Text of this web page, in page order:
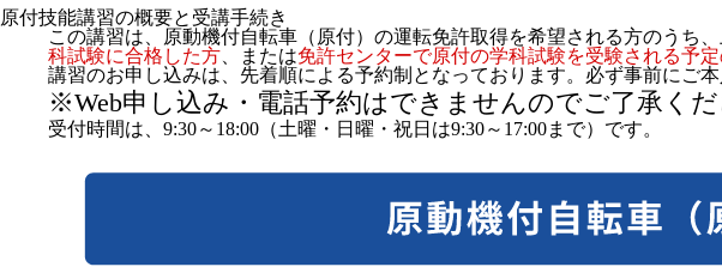
原付技能講習の概要と受講手続き
この講習は、原動機付自転車（原付）の運転免許取得を希望される方のうち
科試験に合格した方 、または免許センターで原付の学科試験を受験される予
講習のお申し込みは、先着順による予約制となっております。 必ず事前にご
※Web申し込み・電話予約はできませんのでご了承くだ
受付時間は、9:30～18:00（土曜・日曜・祝日は9:30～17:00まで）です。